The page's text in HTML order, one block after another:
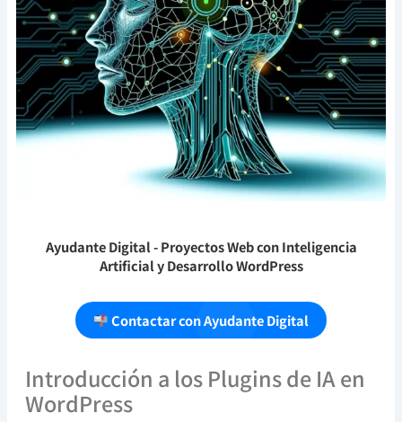
Ayudante Digital- Proyectos Web con Inteligencia
Artificial y Desarrollo WordPress
Contactar con Ayudante Digital
Introducción a los Plugins de IA en
WordPress